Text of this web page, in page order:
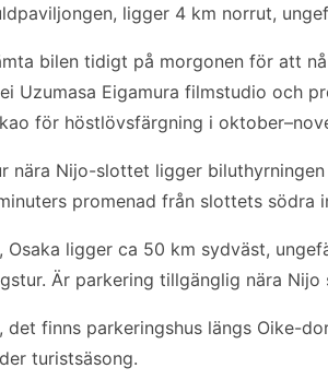
ligger 4 km norrut,
bilen tidigt på morgonen för att
Uzumasa Eigamura filmstudio och
för höstlövsfärgning i
nära Nijo-slottet ligger
promenad från slottets södra
Osaka ligger ca 50 km sydväst,
Är parkering tillgänglig nära Nijo
det finns parkeringshus längs Oike-
turistsäsong.